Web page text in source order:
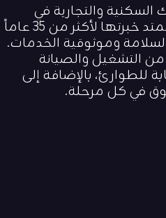
والتجارية في
جميع أنحاء الإمارات. واستناداً إلى إرث مجموعة الفنار للغاز الموثوق، والتي تمتد خبرتها لأكثر من 35 عاماً
وموثوقية الخدمات.
التشغيل والصيانة
للطوارئ، بالإضافة إلى
في كل مرحلة.